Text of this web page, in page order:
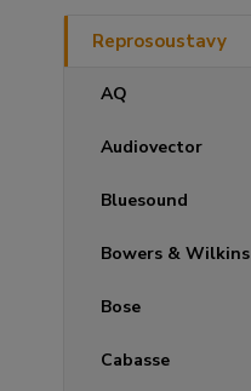
Reprosoustavy
AQ
Audiovector
Bluesound
Bowers & Wilkins
Bose
Cabasse